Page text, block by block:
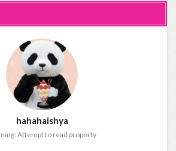
hahahaishya
Attempt to read property